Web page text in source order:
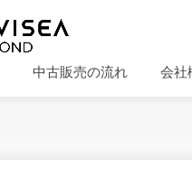
中古販売の流れ 会社